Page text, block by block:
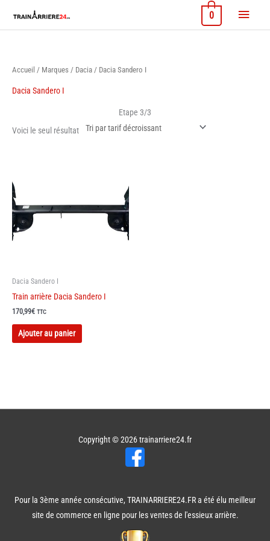
contenu
Menu
0
Accueil / Marques / Dacia / Dacia Sandero I
Dacia Sandero I
Etape 3/3
Voici le seul résultat
Dacia Sandero I
Train arrière Dacia Sandero I
170,99€ TTC
Ajouter au panier
Copyright © 2026trainarriere24.fr
Pour la 3ème année consécutive, TRAINARRIERE24.FR a été élu meilleur
site de commerce en ligne pour les ventes de l'essieux arrière.